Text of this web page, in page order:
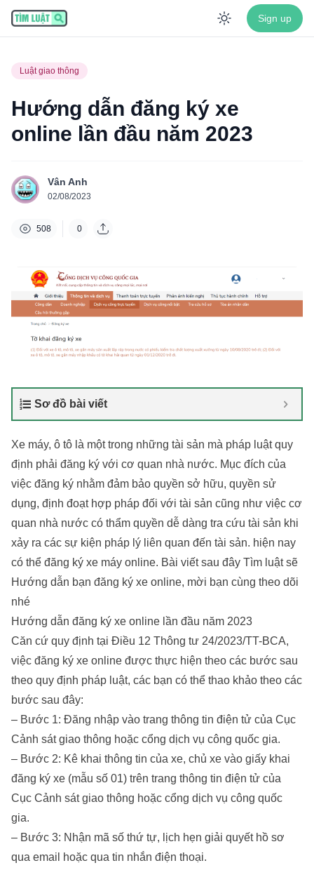
Enable
Sign up
Luật giao thông
Hướng dẫn đăng ký xe
online lần đầu năm 2023
Vân Anh
02/08/2023
508 0
Sơ đồ bài viết
Xe máy, ô tô là một trong những tài sản mà pháp luật quy
định phải đăng ký với cơ quan nhà nước. Mục đích của
việc đăng ký nhằm đảm bảo quyền sở hữu, quyền sử
dụng, định đoạt hợp pháp đối với tài sản cũng như việc cơ
quan nhà nước có thẩm quyền dễ dàng tra cứu tài sản khi
xảy ra các sự kiện pháp lý liên quan đến tài sản. hiện nay
có thể đăng ký xe máy online. Bài viết sau đây Tìm luậtsẽ
Hướng dẫn bạn đăng ký xe online, mời bạn cùng theo dõi
nhé
Hướng dẫn đăng ký xe online lần đầu năm 2023
Căn cứ quy định tại Điều 12 Thông tư 24/2023/TT-BCA,
việc đăng ký xe online được thực hiện theo các bước sau
theo quy định pháp luật, các bạn có thể thao khảo theo các
bước sau đây:
– Bước 1: Đăng nhập vào trang thông tin điện tử của Cục
Cảnh sát giao thông hoặc cổng dịch vụ công quốc gia.
– Bước 2: Kê khai thông tin của xe, chủ xe vào giấy khai
đăng ký xe (mẫu số 01) trên trang thông tin điện tử của
Cục Cảnh sát giao thông hoặc cổng dịch vụ công quốc
gia.
– Bước 3: Nhận mã số thứ tự, lịch hẹn giải quyết hồ sơ
qua email hoặc qua tin nhắn điện thoại.